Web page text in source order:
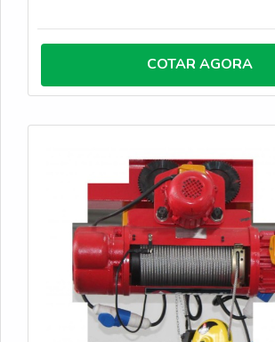
de Funcionamento: Realização de testes
operacionais para verificar o
equipamento. Testes de carga para
ponte rolante pode levantar e mover
durante as inspeções. Substituição de
desgastadas ou danificadas. | Ajustes
Ajuste de componentes para garantir
segurança nas operações. Calibração
dispositivos de medição. |
Relatórios: Registro de todas as atividades de
manutenção realizadas. Emissão de
detalhados sobre o estado da ponte
ações tomadas.
COTAR AGORA